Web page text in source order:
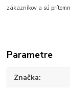
zákazníkov a sú
Parametre
Značka